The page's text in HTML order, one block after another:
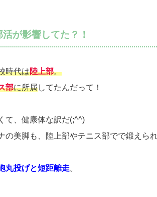
が影響してた？！
時代は陸上部。
部に所属してたんだって！
て、健康体な訳だ(;^^)
の美脚も、陸上部やテニス部でで鍛えら
丸投げと短距離走。